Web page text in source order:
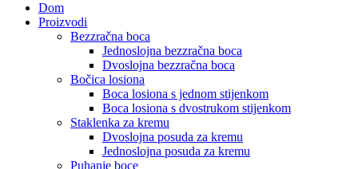
Dom
Proizvodi
Bezzračna boca
Jednoslojna bezzračna boca
Dvoslojna bezzračna boca
Bočica losiona
Boca losiona s jednom stijenkom
Boca losiona s dvostrukom stijenkom
Staklenka za kremu
Dvoslojna posuda za kremu
Jednoslojna posuda za kremu
Puhanje boce